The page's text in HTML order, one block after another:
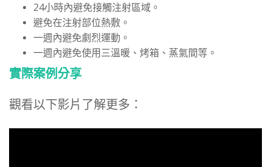
24小時內避免接觸注射區域。
避免在注射部位熱敷。
一週內避免劇烈運動。
一週內避免使用三溫暖、烤箱、蒸氣間等。
實際案例分享
觀看以下影片了解更多：